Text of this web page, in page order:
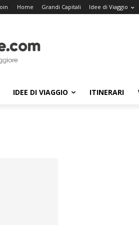
Home Grandi Capitali Idee di Viaggio
IDEE DI VIAGGIO ITINERARI